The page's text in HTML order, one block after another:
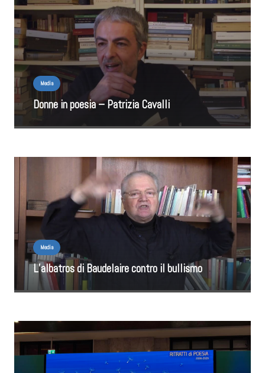
Media
Donne in poesia – Patrizia Cavalli
Media
L’albatros di Baudelaire contro il bullismo